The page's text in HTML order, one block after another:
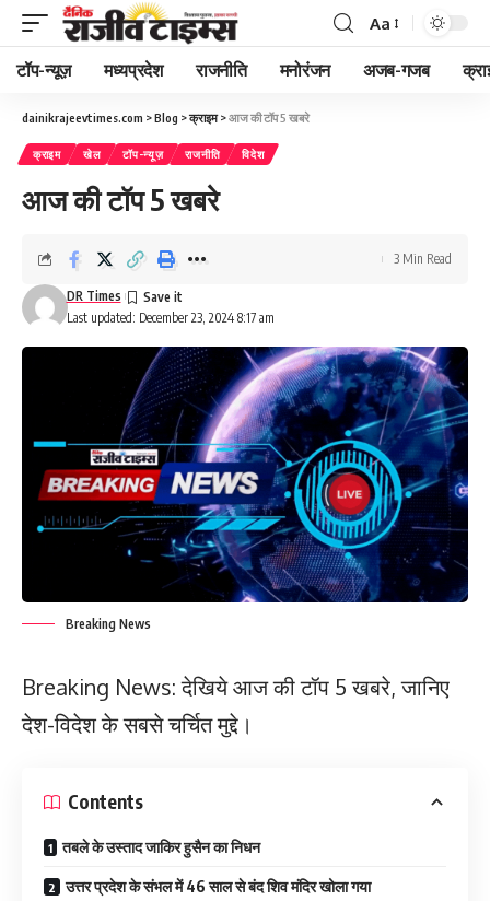
Font
Resizer
Aa
टॉप-न्यूज़ मध्यप्रदेश राजनीति मनोरंजन अजब-गजब
dainikrajeevtimes.com >Blog >क्राइम>आज की टॉप 5 खबरे
क्राइम खेल टॉप-न्यूज़ राजनीति विदेश
आज की टॉप 5 खबरे
Last updated: December 23, 2024 8:17 am
DR Times
3 Min Read
Breaking News
Breaking News: देखिये आज की टॉप 5 खबरे, जानिए
देश-विदेश के सबसे चर्चित मुद्दे।
Contents
तबले के उस्ताद जाकिर हुसैन का निधन
उत्तर प्रदेश के संभल में 46 साल से बंद शिव मंदिर खोला गया